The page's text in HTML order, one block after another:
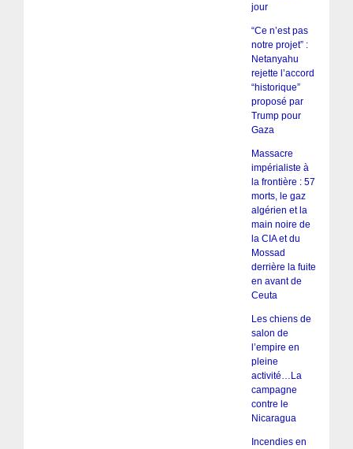
jour
“Ce n’est pas
notre projet” :
Netanyahu
rejette l’accord
“historique”
proposé par
Trump pour
Gaza
Massacre
impérialiste à
la frontière : 57
morts, le gaz
algérien et la
main noire de
la CIA et du
Mossad
derrière la fuite
en avant de
Ceuta
Les chiens de
salon de
l’empire en
pleine
activité…La
campagne
contre le
Nicaragua
Incendies en